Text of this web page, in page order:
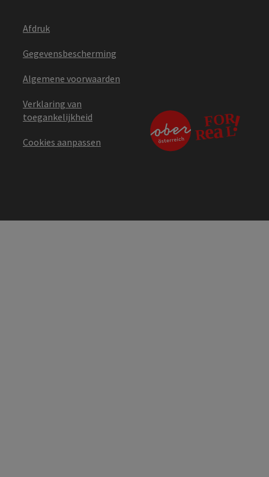
Afdruk
Gegevensbescherming
Algemene voorwaarden
Verklaring van
toegankelijkheid
Cookies aanpassen